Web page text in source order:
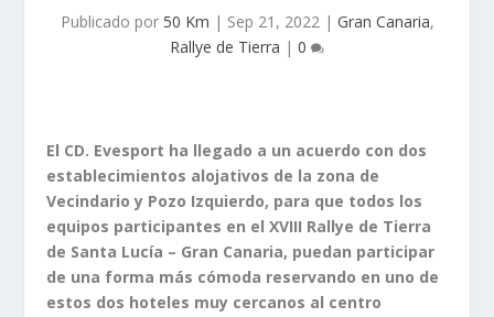
Publicado por 50 Km | Sep 21, 2022| Gran Canaria,
Rallye de Tierra | 0
El CD. Evesport ha llegado a un acuerdo con dos
establecimientos alojativos de la zona de
Vecindario y Pozo Izquierdo, para que todos los
equipos participantes en el XVIII Rallye de Tierra
de Santa Lucía – Gran Canaria, puedan participar
de una forma más cómoda reservando en uno de
estos dos hoteles muy cercanos al centro